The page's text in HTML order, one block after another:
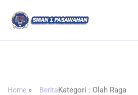
Home » BeritaKategori : Olah Raga